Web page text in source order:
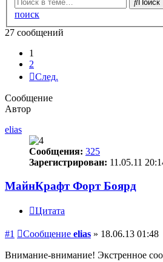
Поиск
поиск
27 сообщений
1
2
След.
Сообщение
Автор
elias
Сообщения: 325
Зарегистрирован: 11.05.11
МайнКрафт Форт Боярд
Цитата
#1 Сообщение elias » 18.06.13 01:48
Внимание-внимание! Экстренное